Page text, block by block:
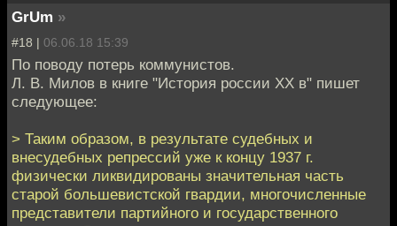
GrUm »
#18 | 06.06.18 15:39
По поводу потерь коммунистов.
Л. В. Милов в книге "История россии XX в" пишет
следующее:
> Таким образом, в результате судебных и
внесудебных репрессий уже к концу 1937 г.
физически ликвидированы значительная часть
старой большевистской гвардии, многочисленные
представители партийного и государственного